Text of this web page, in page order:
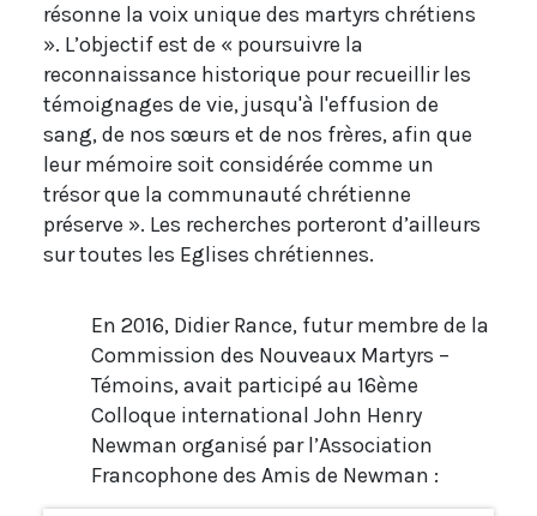
résonne la voix unique des martyrs chrétiens
». L’objectif est de « poursuivre la
reconnaissance historique pour recueillir les
témoignages de vie, jusqu'à l'effusion de
sang, de nos sœurs et de nos frères, afin que
leur mémoire soit considérée comme un
trésor que la communauté chrétienne
préserve ». Les recherches porteront d’ailleurs
sur toutes les Eglises chrétiennes.
En 2016, Didier Rance, futur membre de la
Commission des Nouveaux Martyrs –
Témoins, avait participé au 16ème
Colloque international John Henry
Newman organisé par l’Association
Francophone des Amis de Newman :